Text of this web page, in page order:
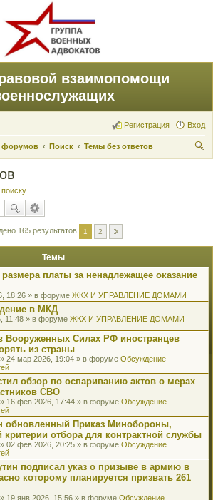
взаимопомощи
Вход
Регистрация
форумов Поиск
Темы без ответов
165 результатов 1 2
Темы
платы за ненадлежащее оказание
18:26 » в форуме ЖКХ И УПРАВЛЕНИЕ ДОМАМИ
в МКД
11:48 » в форуме ЖКХ И УПРАВЛЕНИЕ ДОМАМИ
Вооруженных Силах РФ иностранцев
из страны
» 24 мар 2026, 19:04 » в форуме Обсуждение
обзор по оспариванию актов о мерах
СВО
» 16 фев 2026, 17:44 » в форуме Обсуждение
обновленный Приказ Минобороны,
отбора для контрактной службы
» 02 фев 2026, 20:25 » в форуме Обсуждение
подписал указ о призыве в армию в
которому планируется призвать 261
» 19 янв 2026, 15:56 » в форуме Обсуждение